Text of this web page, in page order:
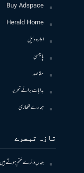
Buy Adspace
Herald Home
ادارہ دلیل
پالیسی
مقاصد
ہدایات برائے تحریر
ہمارے لکھاری
تازہ تبصرے
جہاں دائرے ختم ہوتے ہیں-